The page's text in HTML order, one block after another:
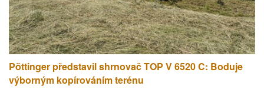
Pöttinger představil shrnovač TOP V 6520 C: Boduje
výborným kopírováním terénu